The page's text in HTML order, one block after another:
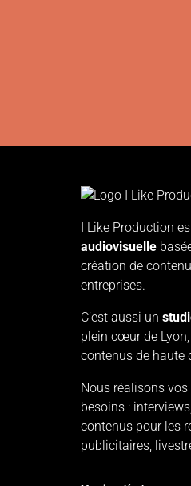
I Like Production
audiovisuelle
création de
entreprises.
C’est aussi un
plein cœur de
contenus de haute
Nous réalisons vos
besoins :
contenus pour les
publicitaires,